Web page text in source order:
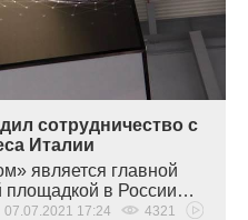
сотрудничество с
Италии
» является главной
площадкой в России…
07.07.2021 17:24 4321